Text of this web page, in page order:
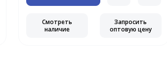
Смотреть
наличие
Запросить
оптовую цену